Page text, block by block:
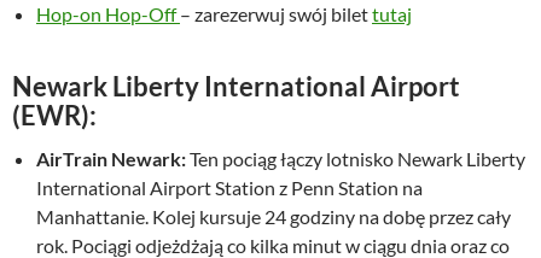
Hop-on Hop-Off– zarezerwuj swój bilettutaj
Newark Liberty International Airport
(EWR):
AirTrain Newark:Ten pociąg łączy lotnisko Newark Liberty
International Airport Station z Penn Station na
Manhattanie. Kolej kursuje 24 godziny na dobę przez cały
rok. Pociągi odjeżdżają co kilka minut w ciągu dnia oraz co